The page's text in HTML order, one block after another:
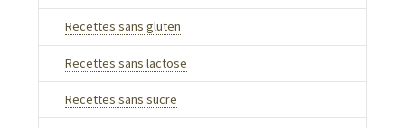
Recettes sans gluten
Recettes sans lactose
Recettes sans sucre